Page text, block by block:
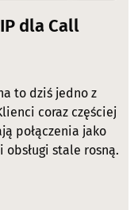
dla Call
to dziś jedno z
coraz częściej
połączenia jako
stale rosną.